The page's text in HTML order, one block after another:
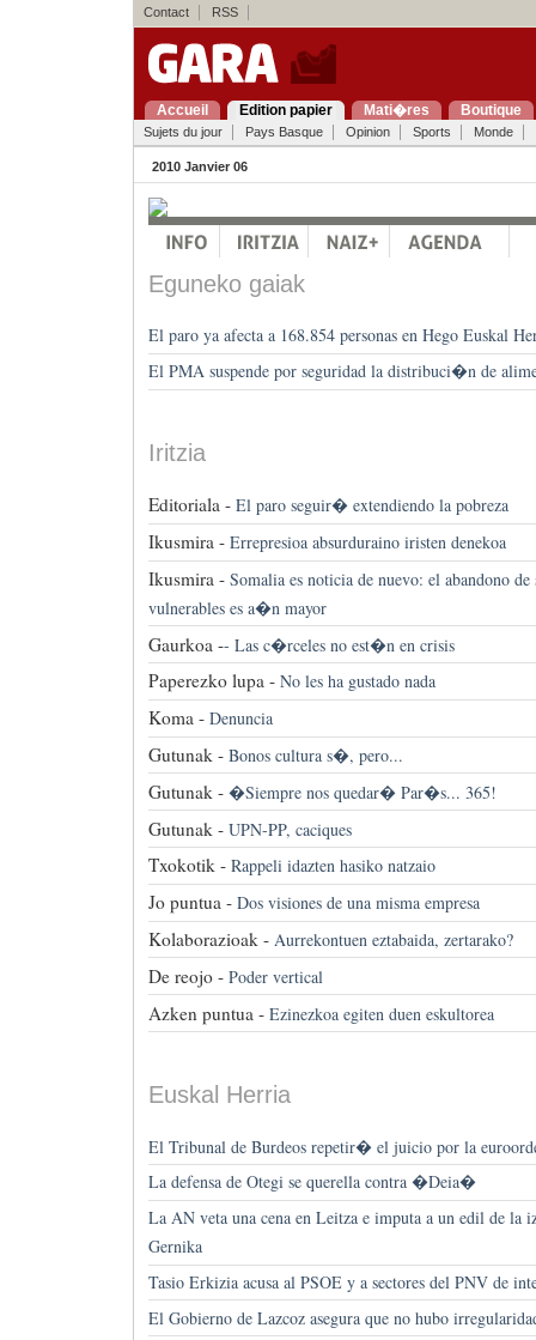
Contact RSS
Accueil Edition papier Mati�res Boutique
Sujets du jour Pays Basque Opinion Sports Monde
2010 Janvier 06
Eguneko gaiak
El paro ya afecta a 168.854 personas en Hego Euskal
El PMA suspende por seguridad la distribuci�n de
Iritzia
Editoriala - El paro seguir� extendiendo la pobreza
Ikusmira - Errepresioa absurduraino iristen denekoa
Ikusmira - Somalia es noticia de nuevo: el abandono
vulnerables es a�n mayor
Gaurkoa -- Las c�rceles no est�n en crisis
Paperezko lupa - No les ha gustado nada
Koma - Denuncia
Gutunak - Bonos cultura s�, pero...
Gutunak - �Siempre nos quedar� Par�s... 365!
Gutunak - UPN-PP, caciques
Txokotik - Rappeli idazten hasiko natzaio
Jo puntua - Dos visiones de una misma empresa
Kolaborazioak - Aurrekontuen eztabaida, zertarako?
De reojo - Poder vertical
Azken puntua - Ezinezkoa egiten duen eskultorea
Euskal Herria
El Tribunal de Burdeos repetir� el juicio por la
La defensa de Otegi se querella contra �Deia�
La AN veta una cena en Leitza e imputa a un edil de la
Gernika
Tasio Erkizia acusa al PSOE y a sectores del PNV de
El Gobierno de Lazcoz asegura que no hubo